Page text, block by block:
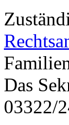
Das
03322/